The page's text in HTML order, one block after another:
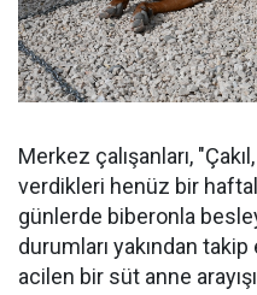
Merkez çalışanları,
verdikleri henüz bir
günlerde biberonla
durumları yakından
acilen bir süt anne